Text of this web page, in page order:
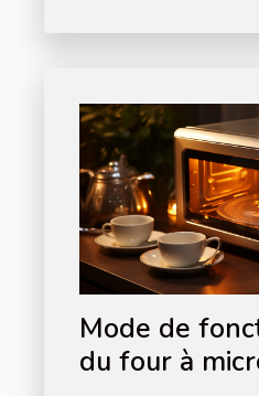
Mode de
du four à